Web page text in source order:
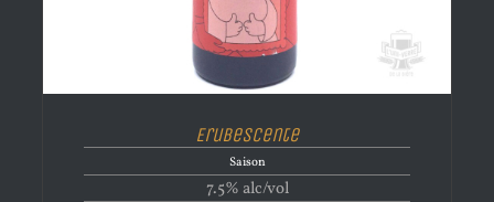
Erubescente
Saison
7.5% alc/vol